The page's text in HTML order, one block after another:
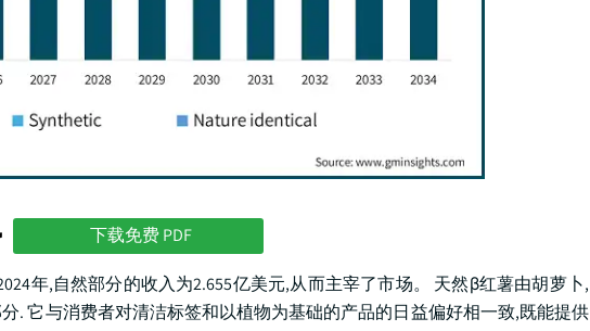
下载免费 PDF
年,自然部分的收入为2.655亿美元,从而主宰了市场。 天然β红薯由胡萝卜,
. 它与消费者对清洁标签和以植物为基础的产品的日益偏好相一致,既能提供